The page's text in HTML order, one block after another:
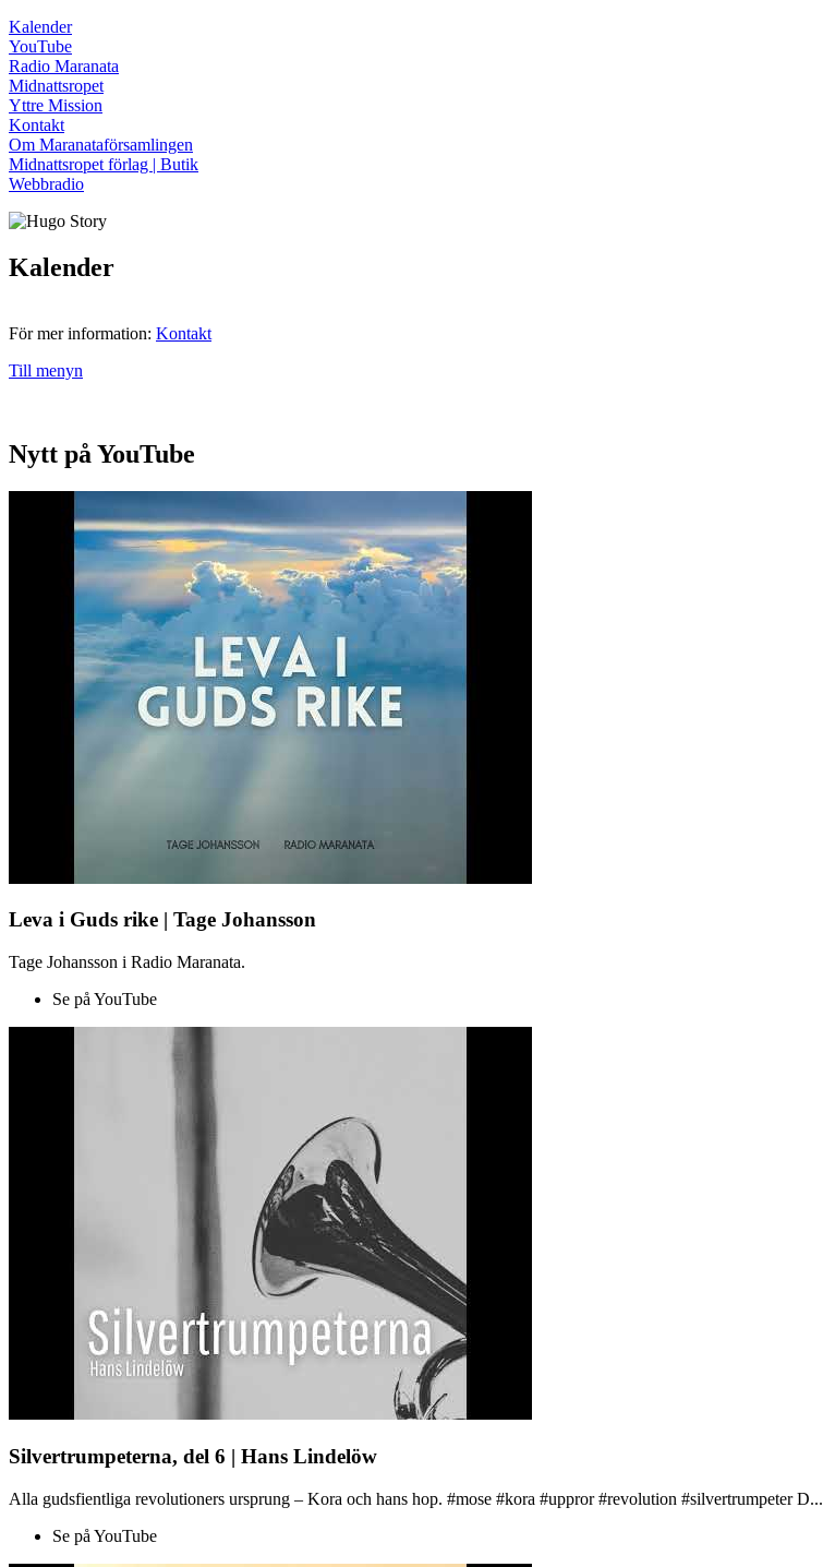
Kalender
YouTube
Radio Maranata
Midnattsropet
Yttre Mission
Kontakt
Om Maranataförsamlingen
Midnattsropet förlag | Butik
Webbradio
Kalender
För mer information: Kontakt
Till menyn
Nytt på YouTube
Leva i Guds rike | Tage Johansson
Tage Johansson i Radio Maranata.
Se på YouTube
Silvertrumpeterna, del 6 | Hans Lindelöw
Alla gudsfientliga revolutioners ursprung – Kora och hans hop. #mose #kora #uppror #revolution #silvertrumpeter D...
Se på YouTube